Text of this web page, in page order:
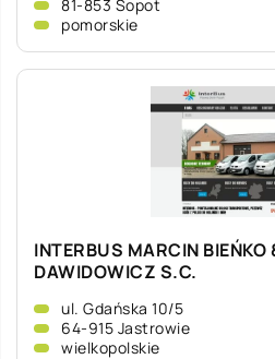
81-853 Sopot
pomorskie
INTERBUS MARCIN BIEŃKO
DAWIDOWICZ S.C.
ul. Gdańska 10/5
64-915 Jastrowie
wielkopolskie